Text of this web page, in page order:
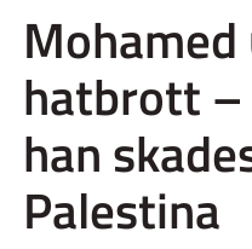
hatbrott –
han
Palestina